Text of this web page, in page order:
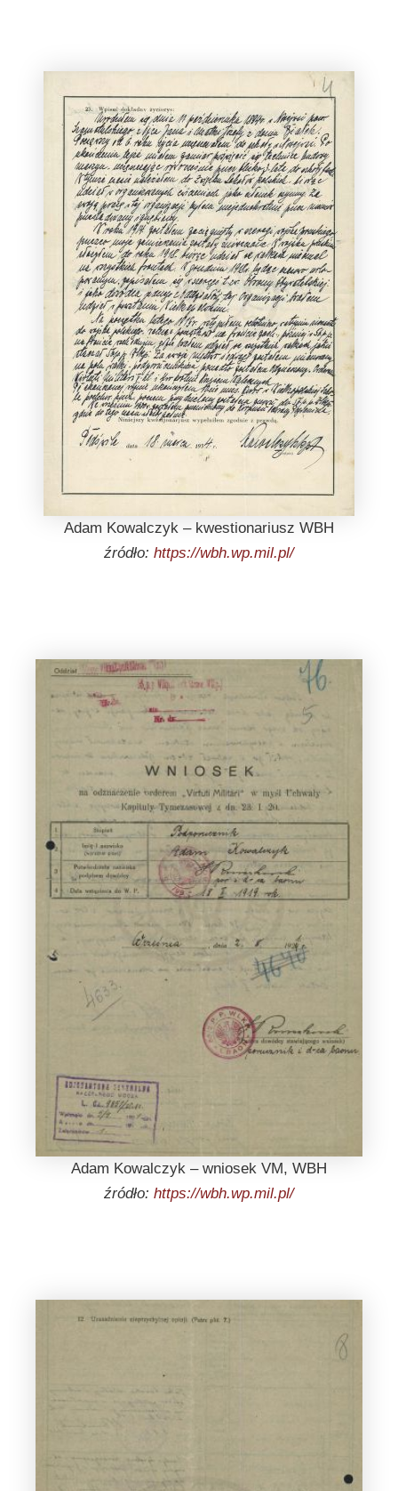
Adam Kowalczyk – kwestionariusz WBH
źródło: https://wbh.wp.mil.pl/
Adam Kowalczyk – wniosek VM, WBH
źródło: https://wbh.wp.mil.pl/